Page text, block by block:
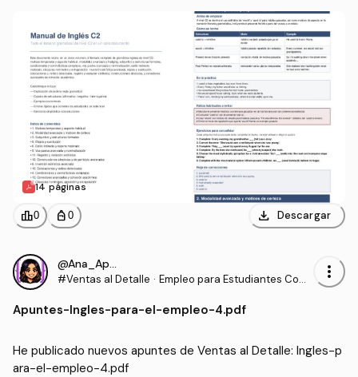
14 páginas
leaderboard0 personal_bag 0 download Descargar
@Ana_Apuntes
#Ventas al Detalle · Empleo para Estudiantes Com
more_vert
Apuntes-Ingles-para-el-empleo-4.pdf
He publicado nuevos apuntes de Ventas al Detalle: Ingles-p
ara-el-empleo-4.pdf